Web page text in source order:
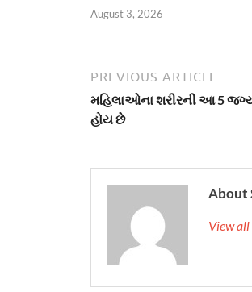
August 3, 2026
PREVIOUS ARTICLE
મહિલાઓના શરીરની આ 5
હોય છે
About
View